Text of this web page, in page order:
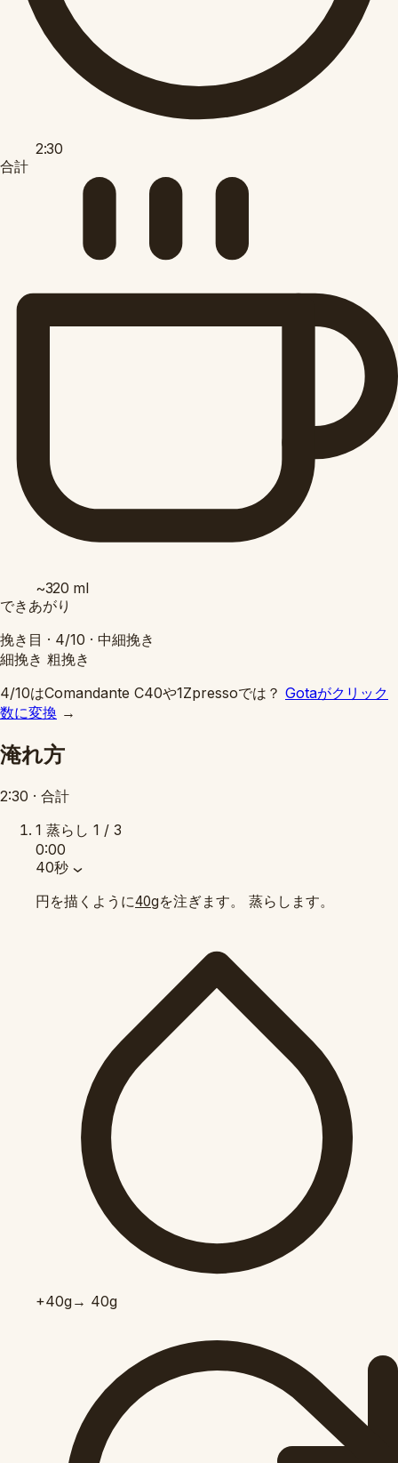
2:30
合計
~320 ml
できあがり
挽き目 · 4/10 · 中細挽き
細挽き 粗挽き
4/10はComandante C40や1Zpressoでは？ Gotaがクリック
数に変換 →
淹れ方
2:30 · 合計
1 蒸らし 1 / 3
0:00
40秒
円を描くように40gを注ぎます。 蒸らします。
+40g→ 40g